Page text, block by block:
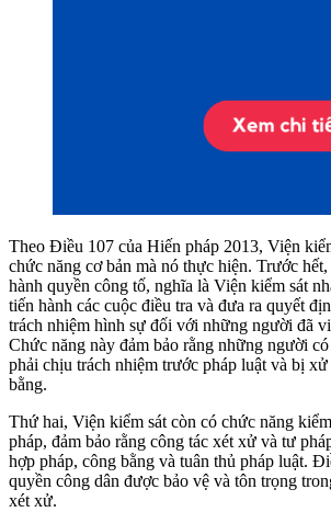
Theo Điều 107 của Hiến pháp 2013, Viện
chức năng cơ bản mà nó thực hiện. Trước
hành quyền công tố, nghĩa là Viện kiểm sát
tiến hành các cuộc điều tra và đưa ra quyết
trách nhiệm hình sự đối với những người đã
Chức năng này đảm bảo rằng những người
phải chịu trách nhiệm trước pháp luật và bị
bằng.
Thứ hai, Viện kiểm sát còn có chức năng
pháp, đảm bảo rằng công tác xét xử và tư
hợp pháp, công bằng và tuân thủ pháp luật.
quyền công dân được bảo vệ và tôn trọng
xét xử.